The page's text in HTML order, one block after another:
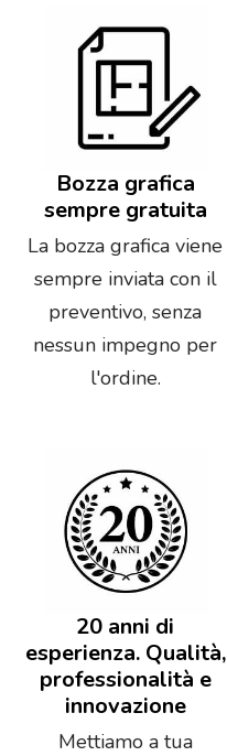
Bozza grafica
sempre gratuita
La bozza grafica viene
sempre inviata con il
preventivo, senza
nessun impegno per
l'ordine.
20 anni di
esperienza. Qualità,
professionalità e
innovazione
Mettiamo a tua